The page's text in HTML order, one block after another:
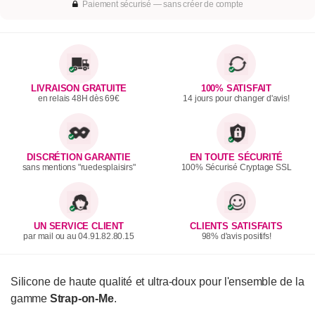
Paiement sécurisé — sans créer de compte
LIVRAISON GRATUITE
en relais 48H dès 69€
100% SATISFAIT
14 jours pour changer d'avis!
DISCRÉTION GARANTIE
sans mentions "ruedesplaisirs"
EN TOUTE SÉCURITÉ
100% Sécurisé Cryptage SSL
UN SERVICE CLIENT
par mail ou au 04.91.82.80.15
CLIENTS SATISFAITS
98% d'avis positifs!
Silicone de haute qualité et ultra-doux pour l'ensemble de la
gamme Strap-on-Me.